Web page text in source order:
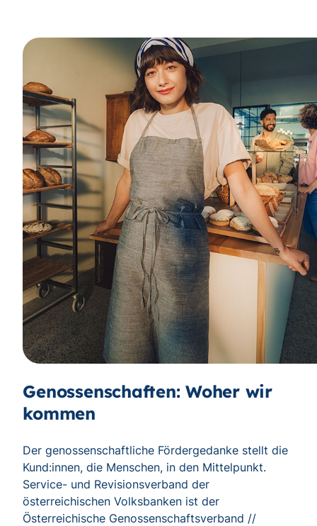
Genossenschaften: Woher wir
kommen
Der genossenschaftliche Fördergedanke stellt die
Kund:innen, die Menschen, in den Mittelpunkt.
Service- und Revisionsverband der
österreichischen Volksbanken ist der
Österreichische Genossenschaftsverband //